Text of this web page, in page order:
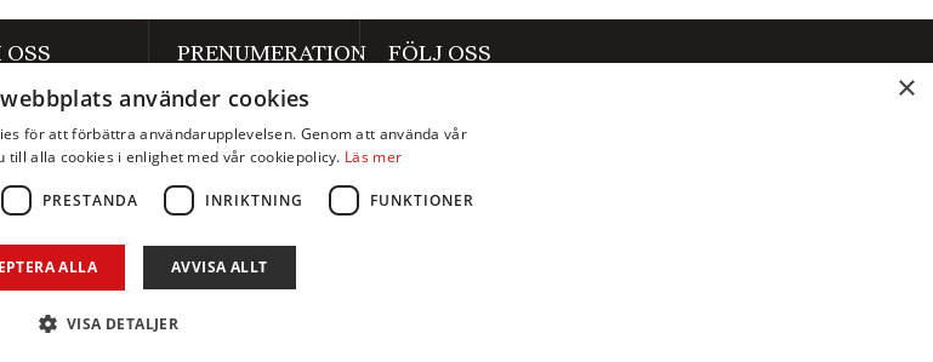
OSS PRENUMERATION
Prenumerera
Mina sidor
FÖLJ OSS
Instagram
×
använder cookies
för att förbättra användarupplevelsen. Genom att använda vår
till alla cookies i enlighet med vår cookiepolicy. Läs mer
PRESTANDA INRIKTNING FUNKTIONER
ALLA AVVISA ALLT
VISA DETALJER